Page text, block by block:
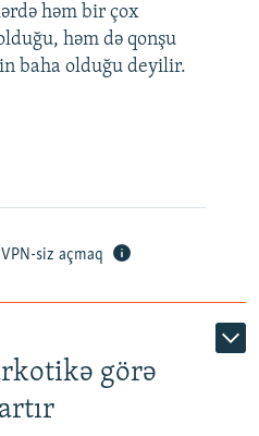
həm bir çox
həm də qonşu
baha olduğu deyilir.
VPN-siz açmaq
görə